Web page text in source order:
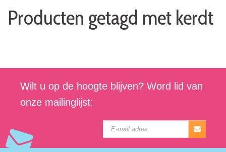
Producten getagd met kerdt
Wilt u op de hoogte blijven? Word lid van
onze mailinglijst: